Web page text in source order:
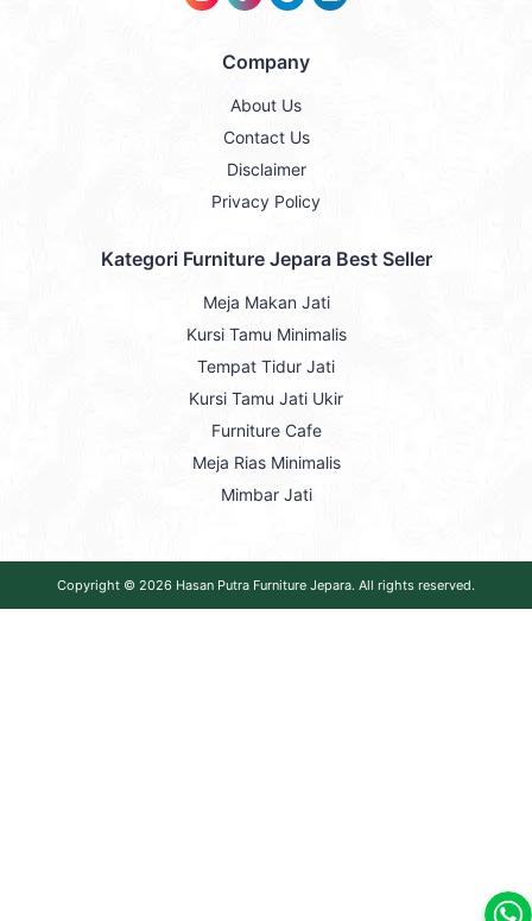
Company
About Us
Contact Us
Disclaimer
Privacy Policy
Kategori Furniture Jepara Best Seller
Meja Makan Jati
Kursi Tamu Minimalis
Tempat Tidur Jati
Kursi Tamu Jati Ukir
Furniture Cafe
Meja Rias Minimalis
Mimbar Jati
Copyright © 2026 Hasan Putra Furniture Jepara. All rights reserved.